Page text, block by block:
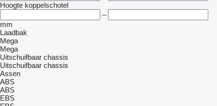
Hoogte koppelschotel
–
mm
Laadbak
Mega
Mega
Uitschuifbaar chassis
Uitschuifbaar chassis
Assen
ABS
ABS
EBS